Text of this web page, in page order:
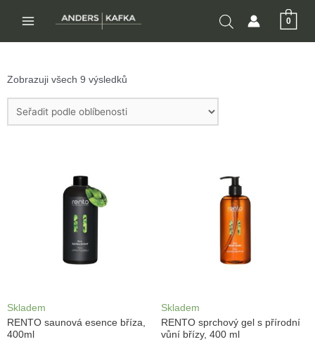
obsah
0
Zobrazuji všech 9 výsledků
Skladem
RENTO saunová esence bříza,
400ml
Skladem
RENTO sprchový gel s přírodní
vůní břízy, 400 ml